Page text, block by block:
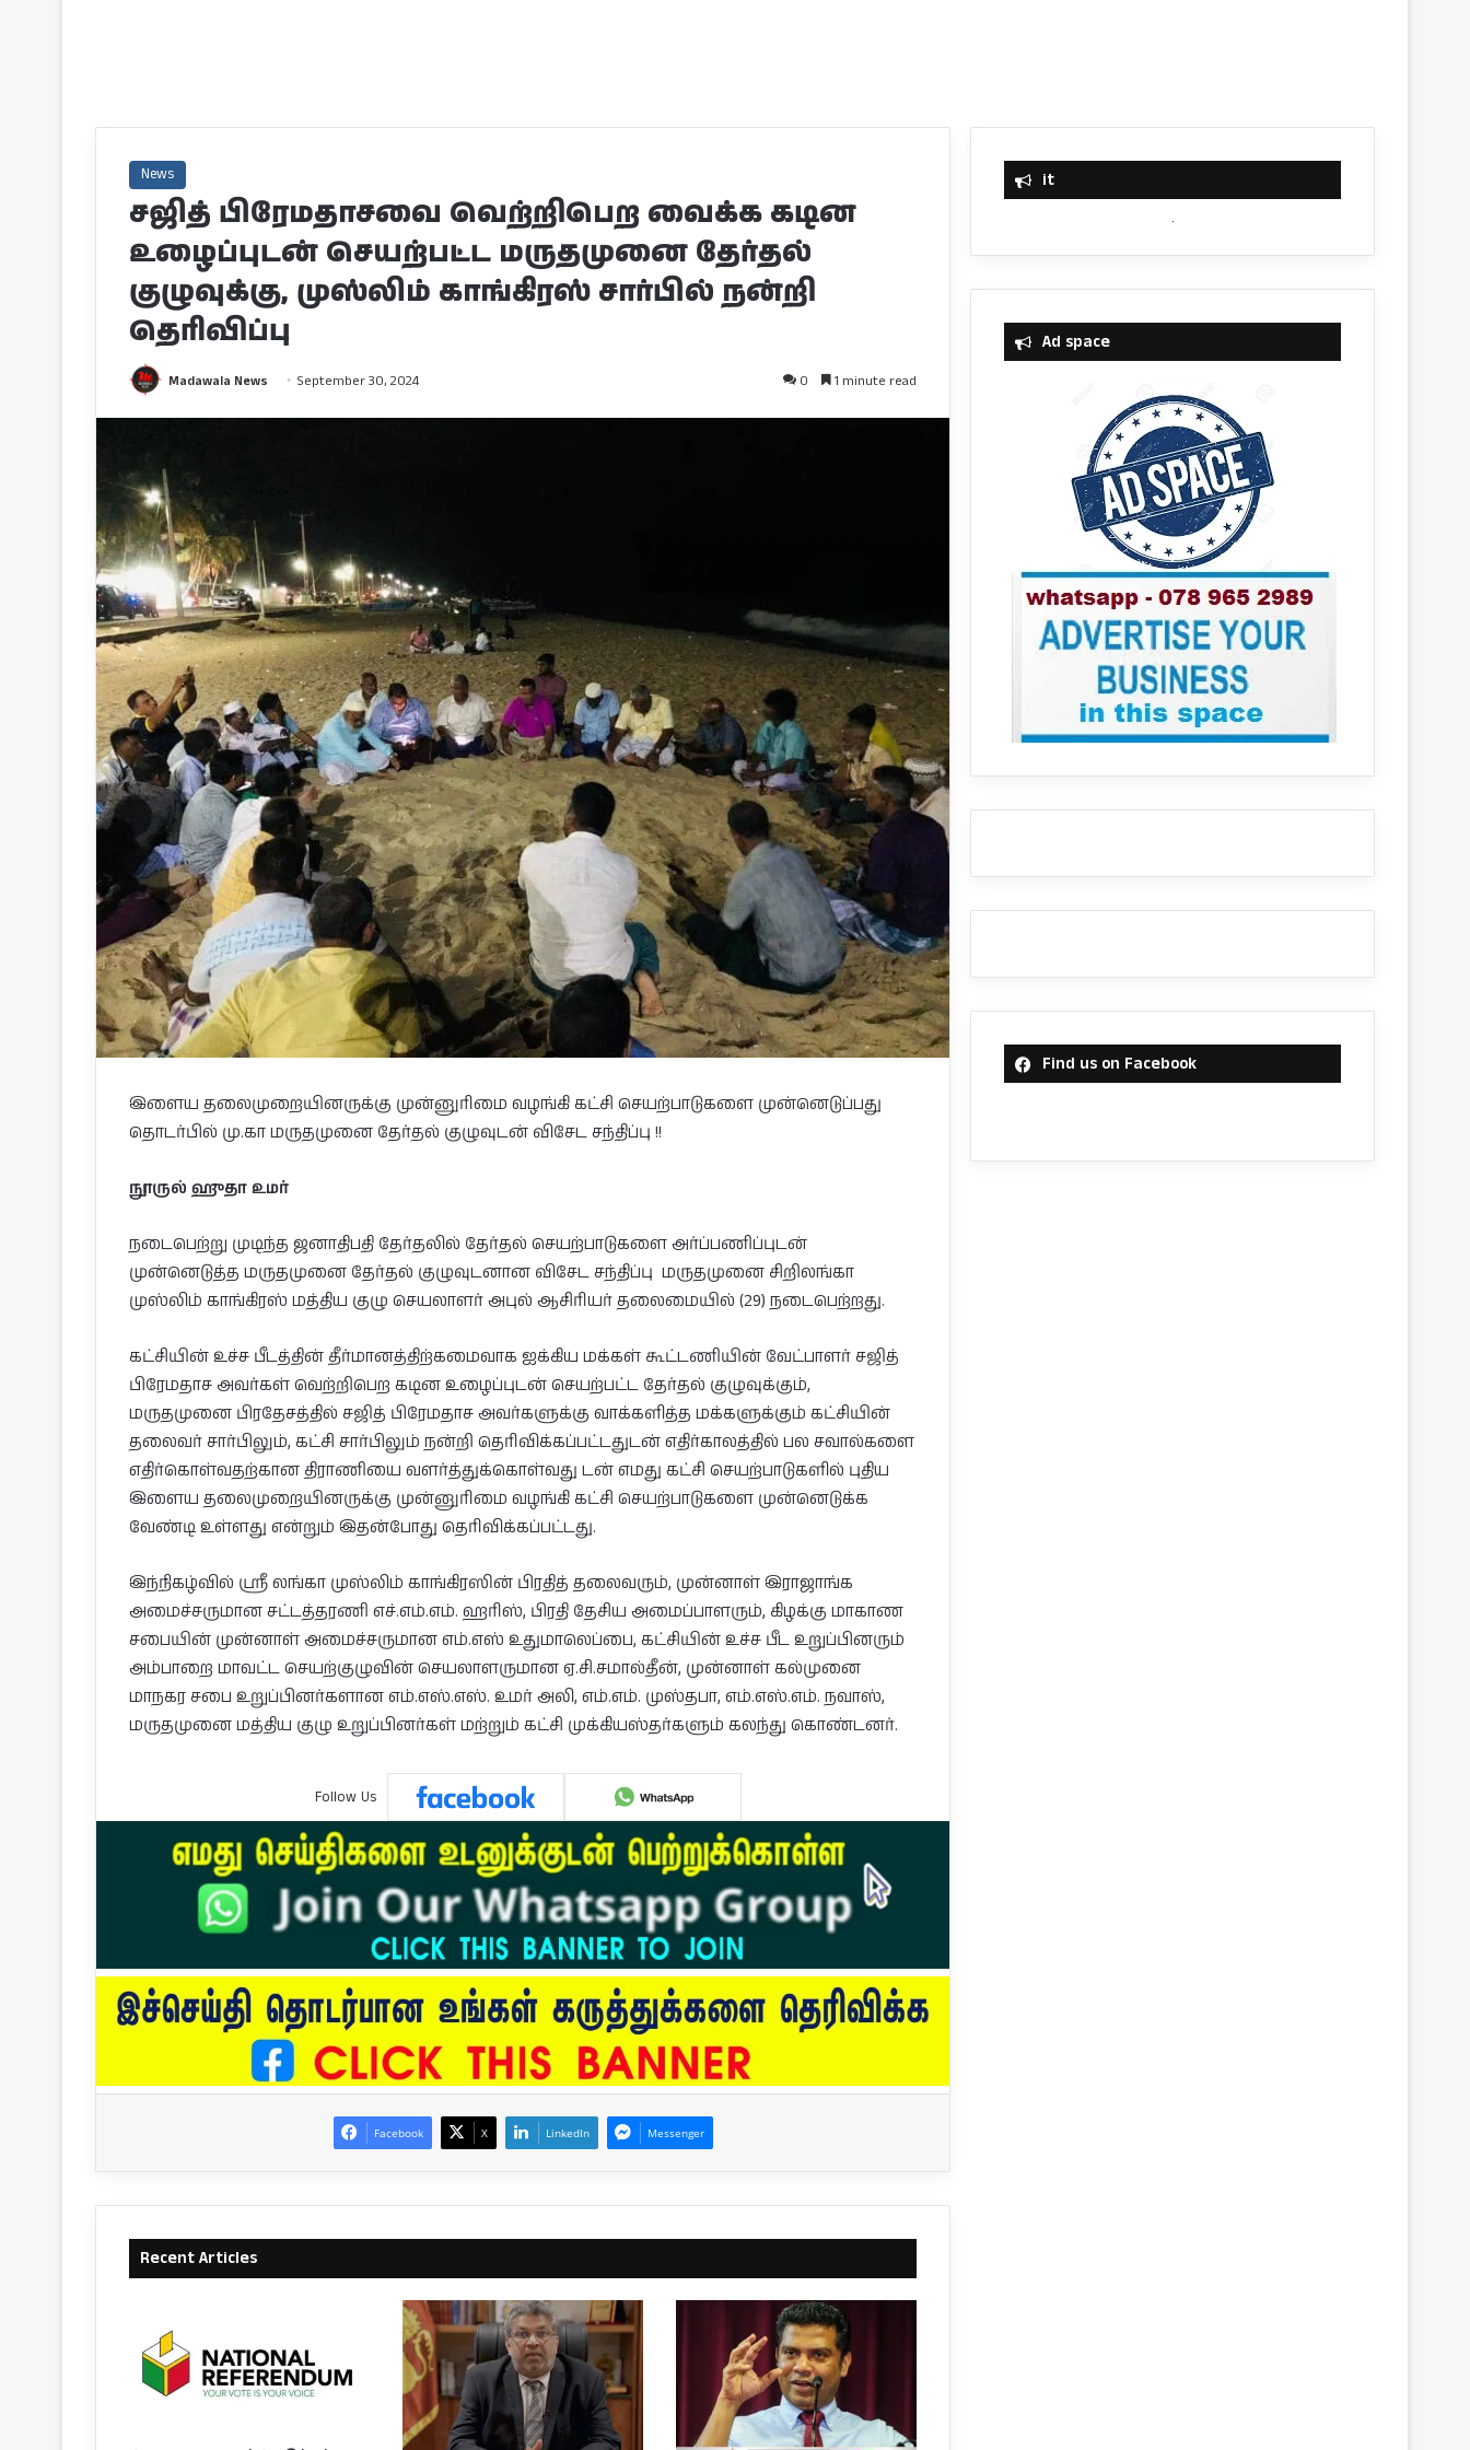
News
சஜித் பிரேமதாசவை வெற்றிபெற வைக்க கடின
உழைப்புடன் செயற்பட்ட மருதமுனை தேர்தல்
குழுவுக்கு, முஸ்லிம் காங்கிரஸ் சார்பில் நன்றி
தெரிவிப்பு
Madawala News September 30, 2024 0 1 minute read
இளைய தலைமுறையினருக்கு முன்னுரிமை வழங்கி கட்சி செயற்பாடுகளை முன்னெடுப்பது
தொடர்பில் மு.கா மருதமுனை தேர்தல் குழுவுடன் விசேட சந்திப்பு !!
நூருல் ஹுதா உமர்
நடைபெற்று முடிந்த ஜனாதிபதி தேர்தலில் தேர்தல் செயற்பாடுகளை அர்ப்பணிப்புடன்
முன்னெடுத்த மருதமுனை தேர்தல் குழுவுடனான விசேட சந்திப்பு மருதமுனை சிறிலங்கா
முஸ்லிம் காங்கிரஸ் மத்திய குழு செயலாளர் அபுல் ஆசிரியர் தலைமையில் (29) நடைபெற்றது.
கட்சியின் உச்ச பீடத்தின் தீர்மானத்திற்கமைவாக ஐக்கிய மக்கள் கூட்டணியின் வேட்பாளர் சஜித்
பிரேமதாச அவர்கள் வெற்றிபெற கடின உழைப்புடன் செயற்பட்ட தேர்தல் குழுவுக்கும்,
மருதமுனை பிரதேசத்தில் சஜித் பிரேமதாச அவர்களுக்கு வாக்களித்த மக்களுக்கும் கட்சியின்
தலைவர் சார்பிலும், கட்சி சார்பிலும் நன்றி தெரிவிக்கப்பட்டதுடன் எதிர்காலத்தில் பல சவால்களை
எதிர்கொள்வதற்கான திராணியை வளர்த்துக்கொள்வது டன் எமது கட்சி செயற்பாடுகளில் புதிய
இளைய தலைமுறையினருக்கு முன்னுரிமை வழங்கி கட்சி செயற்பாடுகளை முன்னெடுக்க
வேண்டி உள்ளது என்றும் இதன்போது தெரிவிக்கப்பட்டது.
இந்நிகழ்வில் ஸ்ரீ லங்கா முஸ்லிம் காங்கிரஸின் பிரதித் தலைவரும், முன்னாள் இராஜாங்க
அமைச்சருமான சட்டத்தரணி எச்.எம்.எம். ஹரிஸ், பிரதி தேசிய அமைப்பாளரும், கிழக்கு மாகாண
சபையின் முன்னாள் அமைச்சருமான எம்.எஸ் உதுமாலெப்பை, கட்சியின் உச்ச பீட உறுப்பினரும்
அம்பாறை மாவட்ட செயற்குழுவின் செயலாளருமான ஏ.சி.சமால்தீன், முன்னாள் கல்முனை
மாநகர சபை உறுப்பினர்களான எம்.எஸ்.எஸ். உமர் அலி, எம்.எம். முஸ்தபா, எம்.எஸ்.எம். நவாஸ்,
மருதமுனை மத்திய குழு உறுப்பினர்கள் மற்றும் கட்சி முக்கியஸ்தர்களும் கலந்து கொண்டனர்.
Follow Us
Facebook X LinkedIn Messenger
Recent Articles
it
Ad space
Find us on Facebook